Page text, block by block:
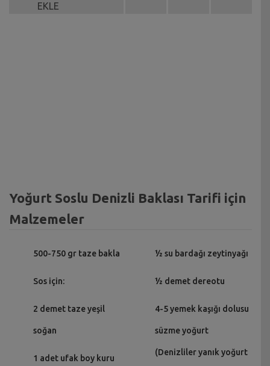
EKLE
Yoğurt Soslu Denizli Baklası Tarifi için
Malzemeler
500-750 gr taze bakla
Sos için:
2 demet taze yeşil
soğan
1 adet ufak boy kuru
½ su bardağı zeytinyağı
½ demet dereotu
4-5 yemek kaşığı dolusu
süzme yoğurt
(Denizliler yanık yoğurt